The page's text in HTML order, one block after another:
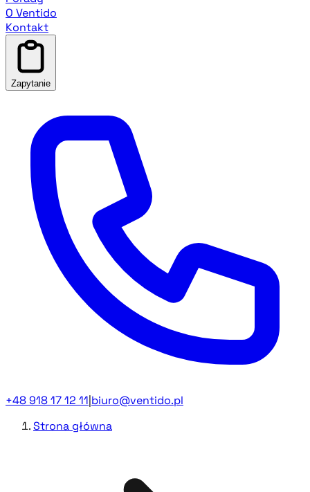
O Ventido
Kontakt
Zapytanie
+48 918 17 12 11 biuro@ventido.pl
Strona główna